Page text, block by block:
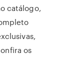
catálogo,
os